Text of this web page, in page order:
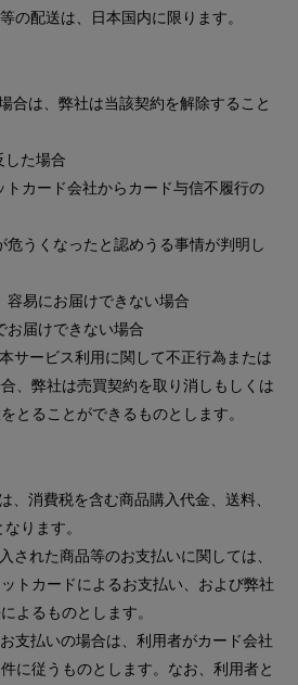
の配送は、日本国内に限ります。
合は、弊社は当該契約を解除すること
した場合
カード会社からカード与信不履行の
うくなったと認めうる事情が判明し
易にお届けできない場合
お届けできない場合
サービス利用に関して不正行為または
、弊社は売買契約を取り消しもしくは
とることができるものとします。
、消費税を含む商品購入代金、送料、
ります。
された商品等のお支払いに関しては、
トカードによるお支払い、および弊社
よるものとします。
支払いの場合は、利用者がカード会社
に従うものとします。なお、利用者と